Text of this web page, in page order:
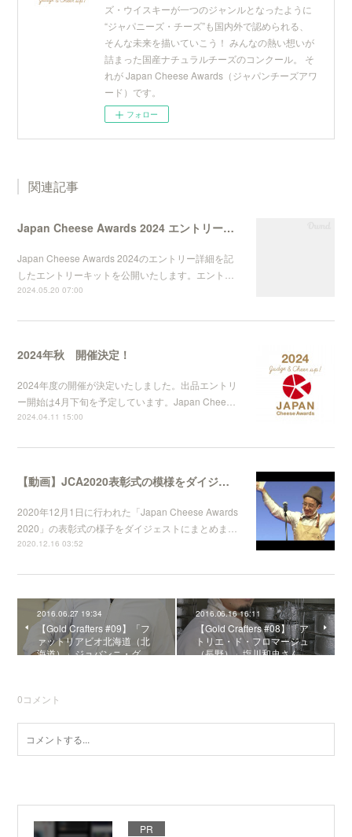
ズ・ウイスキーが一つのジャンルとなったように
“ジャパニーズ・チーズ”も国内外で認められる、
そんな未来を描いていこう！ みんなの熱い想いが
詰まった国産ナチュラルチーズのコンクール。 そ
れが Japan Cheese Awards（ジャパンチーズアワ
ード）です。
フォロー
関連記事
Japan Cheese Awards 2024 エントリーキット公開
Japan Cheese Awards 2024のエントリー詳細を記
したエントリーキットを公開いたします。エント…
2024.05.20 07:00
2024年秋 開催決定！
2024年度の開催が決定いたしました。出品エントリ
ー開始は4月下旬を予定しています。Japan Chee…
2024.04.11 15:00
【動画】JCA2020表彰式の模様をダイジェストで！
2020年12月1日に行われた「Japan Cheese Awards
2020」の表彰式の様子をダイジェストにまとめま…
2020.12.16 03:52
2016.06.27 19:34
【Gold Crafters #09】「フ
ァットリアビオ北海道（北
海道）」ジョバンニ・グ…
2016.06.16 16:11
【Gold Crafters #08】「ア
トリエ・ド・フロマージュ
（長野）」塩川和史さん
0コメント
PR